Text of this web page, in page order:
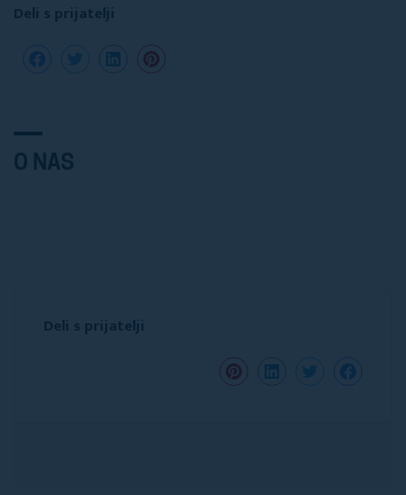
Deli s prijatelji
O NAS
Deli s prijatelji